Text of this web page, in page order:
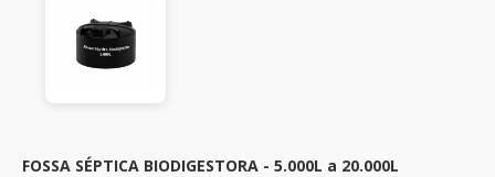
FOSSA SÉPTICA BIODIGESTORA - 5.000L a 20.000L